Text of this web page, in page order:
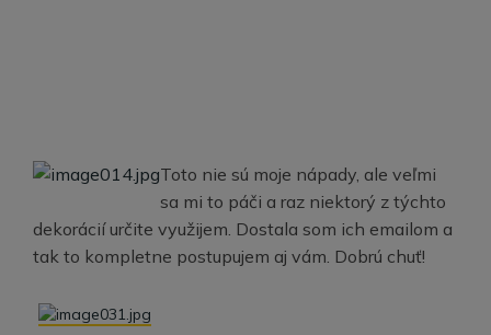
Toto nie sú moje nápady, ale veľmi
sa mi to páči a raz niektorý z týchto
dekorácií určite využijem. Dostala som ich emailom a
tak to kompletne postupujem aj vám. Dobrú chuť!